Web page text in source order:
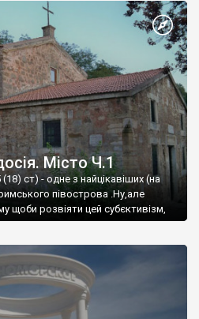
Місто Ч.1
ст) - одне з найцікавіших (на
півострова .Ну,але
щоби розвіяти цей субєктивізм,